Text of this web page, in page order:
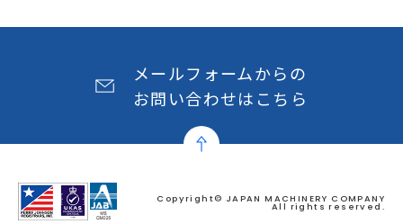
メールフォームからの
お問い合わせはこちら
Copyright© JAPAN MACHINERY COMPANY
All rights reserved.